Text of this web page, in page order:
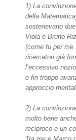
1) La
della
sostenevano
Viola e Bruno
(come fu per me
ricercatori già
l’eccessivo
e fin troppo
approccio
2) La
molto bene
reciproco e un